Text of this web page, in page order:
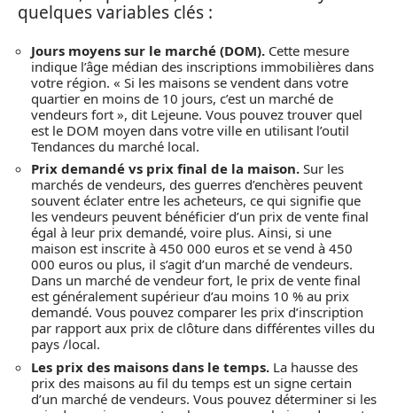
quelques variables clés :
Jours moyens sur le marché (DOM). Cette mesure
indique l’âge médian des inscriptions immobilières dans
votre région. « Si les maisons se vendent dans votre
quartier en moins de 10 jours, c’est un marché de
vendeurs fort », dit Lejeune. Vous pouvez trouver quel
est le DOM moyen dans votre ville en utilisant l’outil
Tendances du marché local.
Prix demandé vs prix final de la maison. Sur les
marchés de vendeurs, des guerres d’enchères peuvent
souvent éclater entre les acheteurs, ce qui signifie que
les vendeurs peuvent bénéficier d’un prix de vente final
égal à leur prix demandé, voire plus. Ainsi, si une
maison est inscrite à 450 000 euros et se vend à 450
000 euros ou plus, il s’agit d’un marché de vendeurs.
Dans un marché de vendeur fort, le prix de vente final
est généralement supérieur d’au moins 10 % au prix
demandé. Vous pouvez comparer les prix d’inscription
par rapport aux prix de clôture dans différentes villes du
pays /local.
Les prix des maisons dans le temps. La hausse des
prix des maisons au fil du temps est un signe certain
d’un marché de vendeurs. Vous pouvez déterminer si les